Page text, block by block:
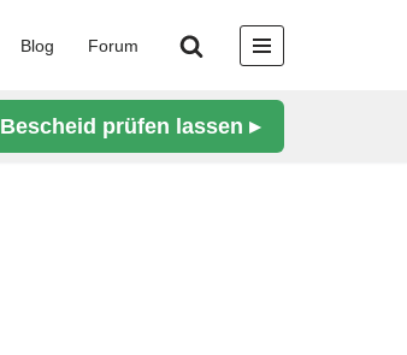
Blog Forum
Bescheid prüfen lassen ▸